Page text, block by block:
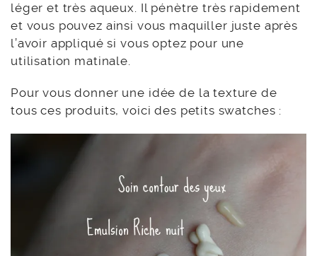
léger et très aqueux. Il pénètre très rapidement
et vous pouvez ainsi vous maquiller juste après
l’avoir appliqué si vous optez pour une
utilisation matinale.
Pour vous donner une idée de la texture de
tous ces produits, voici des petits swatches :